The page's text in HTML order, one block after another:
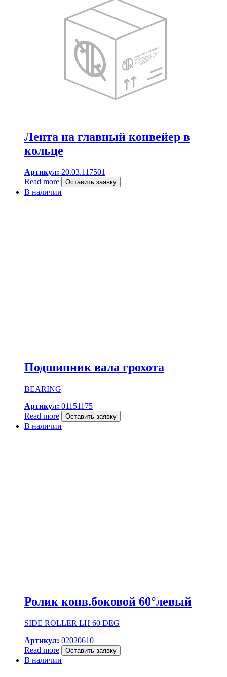
Лента на главный конвейер в
кольце
Артикул: 20.03.117501
Read more
Оставить заявку
В наличии
Подшипник вала грохота
BEARING
Артикул: 01151175
Read more
Оставить заявку
В наличии
Ролик конв.боковой 60°левый
SIDE ROLLER LH 60 DEG
Артикул: 02020610
Read more
Оставить заявку
В наличии